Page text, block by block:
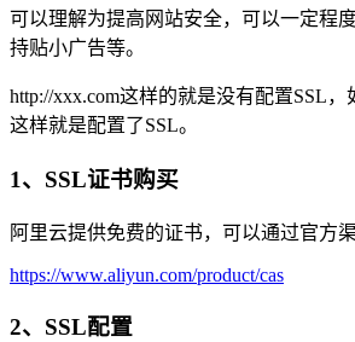
可以理解为提高网站安全，可以一定程
持贴小广告等。
http://xxx.com这样的就是没有配置SSL，
这样就是配置了SSL。
1、SSL证书购买
阿里云提供免费的证书，可以通过官方渠
https://www.aliyun.com/product/cas
2、SSL配置